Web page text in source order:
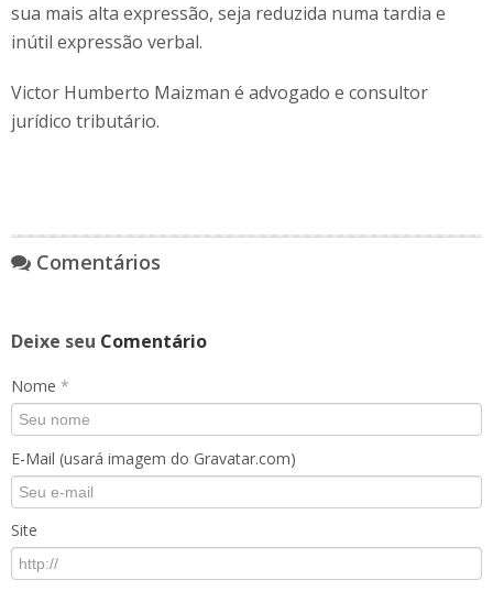
sua mais alta expressão, seja reduzida numa tardia e
inútil expressão verbal.
Victor Humberto Maizman é advogado e consultor
jurídico tributário.
Comentários
Deixe seu Comentário
Nome *
E-Mail (usará imagem do Gravatar.com)
Site